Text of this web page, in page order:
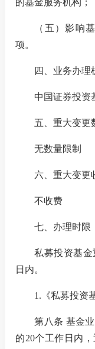
的基金服务机构；
（五）影响
项。
四、 业务办理
中国证券投资
五、重大变更
无数量限制
六、重大变更
不收费
七、 办理时限
私募投资基
日内。
1. 《私募投资
第八条 基金
的20个工作日内